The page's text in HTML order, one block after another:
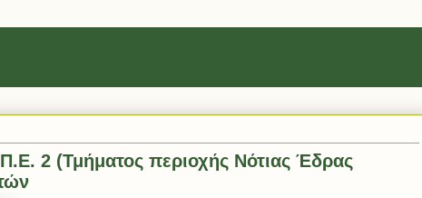
2 (Τμήματος περιοχής Νότιας Έδρας